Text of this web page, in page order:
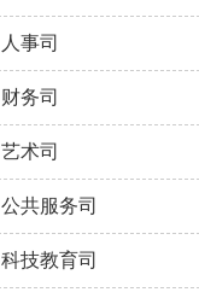
人事司
财务司
艺术司
公共服务司
科技教育司